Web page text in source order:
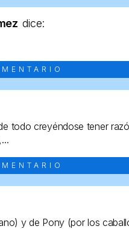
dice:
todo creyéndose tener
y de Pony (por los